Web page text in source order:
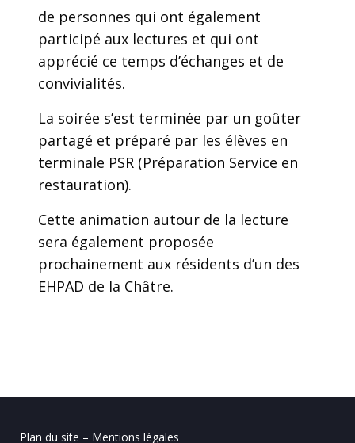
de personnes qui ont également
participé aux lectures et qui ont
apprécié ce temps d’échanges et de
convivialités.
La soirée s’est terminée par un goûter
partagé et préparé par les élèves en
terminale PSR (Préparation Service en
restauration).
Cette animation autour de la lecture
sera également proposée
prochainement aux résidents d’un des
EHPAD de la Châtre.
Plan du site – Mentions légales